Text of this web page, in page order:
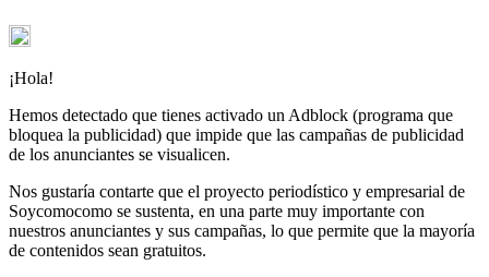
¡Hola!
Hemos detectado que tienes activado un Adblock (programa que
bloquea la publicidad) que impide que las campañas de publicidad
de los anunciantes se visualicen.
Nos gustaría contarte que el proyecto periodístico y empresarial de
Soycomocomo se sustenta, en una parte muy importante con
nuestros anunciantes y sus campañas, lo que permite que la mayoría
de contenidos sean gratuitos.